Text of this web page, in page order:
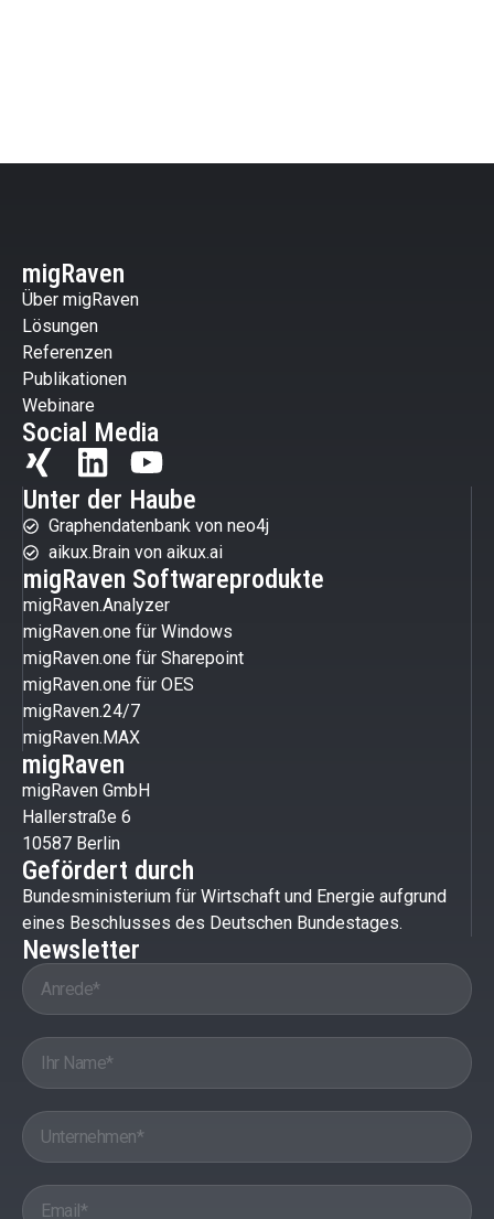
migRaven
Über migRaven
Lösungen
Referenzen
Publikationen
Webinare
Social Media
Unter der Haube
Graphendatenbank von neo4j
aikux.Brain von aikux.ai
migRaven Softwareprodukte
migRaven.Analyzer
migRaven.one für Windows
migRaven.one für Sharepoint
migRaven.one für OES
migRaven.24/7
migRaven.MAX
migRaven
migRaven GmbH
Hallerstraße 6
10587 Berlin
Gefördert durch
Bundesministerium für Wirtschaft und Energie aufgrund
eines Beschlusses des Deutschen Bundestages.
Newsletter